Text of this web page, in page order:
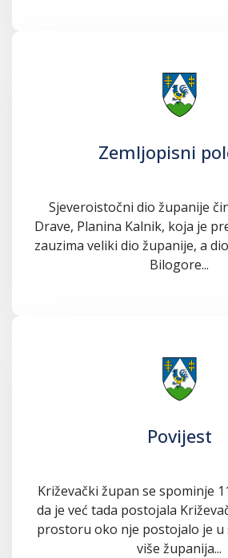
Zemljopisni
Sjeveroistočni dio županije
Drave, Planina Kalnik, koja je
zauzima veliki dio županije, a
Bilogore...
Povijest
Križevački župan se spominje
da je već tada postojala
prostoru oko nje postojalo je u
više županija...